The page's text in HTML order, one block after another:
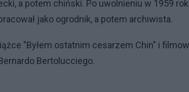
a potem chiński. Po uwolnieniu w 1959
jako ogrodnik, a potem archiwista.
"Byłem ostatnim cesarzem Chin" i
Bertolucciego.